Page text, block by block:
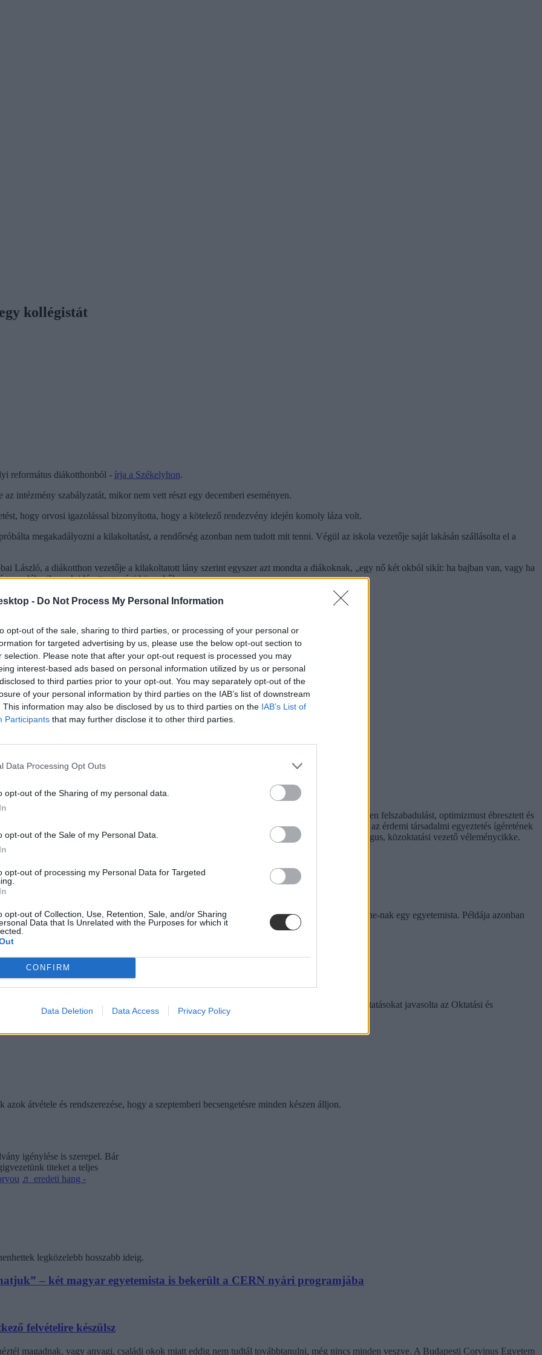
- Do Not Process My Personal Information
opt-out of the sale, sharing to third parties, or processing of your personal or
for targeted advertising by us, please use the below opt-out section to
selection. Please note that after your opt-out request is processed you may
interest-based ads based on personal information utilized by us or personal
to third parties prior to your opt-out. You may separately opt-out of the
of your personal information by third parties on the IAB’s list of downstream
This information may also be disclosed by us to third parties on the IAB’s List of
Participants that may further disclose it to other third parties.
Data Processing Opt Outs
opt-out of the Sharing of my personal data.
opt-out of the Sale of my Personal Data.
opt-out of processing my Personal Data for Targeted
opt-out of Collection, Use, Retention, Sale, and/or Sharing
Data that Is Unrelated with the Purposes for which it
CONFIRM
Data Deletion Data Access Privacy Policy
kollégistát
református diákotthonból - írja a Székelyhon.
intézmény szabályzatát, mikor nem vett részt egy decemberi eseményen.
hogy orvosi igazolással bizonyította, hogy a kötelező rendezvény idején komoly láza volt.
megakadályozni a kilakoltatást, a rendőrség azonban nem tudott mit tenni. Végül az iskola vezetője saját lakásán szállásolta el a
László, a diákotthon vezetője a kilakoltatott lány szerint egyszer azt mondta a diákoknak, „egy nő két okból sikít: ha bajban van, vagy ha
emlékszik, csak idézett egy régi könyvből.
szóló közbeszédnek”
kezdte meg működését. Az egyes minisztériumok szintjére kiterjesztett hiperaktivitás érezhetően felszabadulást, optimizmust ébresztett és
Ám pontosan ez a lendület az, ami egy újabb megkerülhetetlen kihívást is előtérbe rántott: az érdemi társadalmi egyeztetés ígéretének
a kezeléséhez igyekszem az alábbiakban szempontokat adni. Hana György humánökológus, közoktatási vezető véleménycikke.
– több mint százezer levelezős hallgatót érinthet a szabály
hallgató vagyok, egyből húzni kezdték a szájukat” – számolt be tapasztalatairól az Eduline-nak egy egyetemista. Példája azonban
dönthetnének az iskolaérettségről
az iskolaérettségről, és az oviKRÉTA is átalakulhat. Többek között ezeket a változtatásokat javasolta az Oktatási és
átvétele és rendszerezése, hogy a szeptemberi becsengetésre minden készen álljon.
igénylése is szerepel. Bár
titeket a teljes
♬ eredeti hang -
legközelebb hosszabb ideig.
– két magyar egyetemista is bekerült a CERN nyári programjába
felvételire készülsz
magadnak, vagy anyagi, családi okok miatt eddig nem tudtál továbbtanulni, még nincs minden veszve. A Budapesti Corvinus Egyetem